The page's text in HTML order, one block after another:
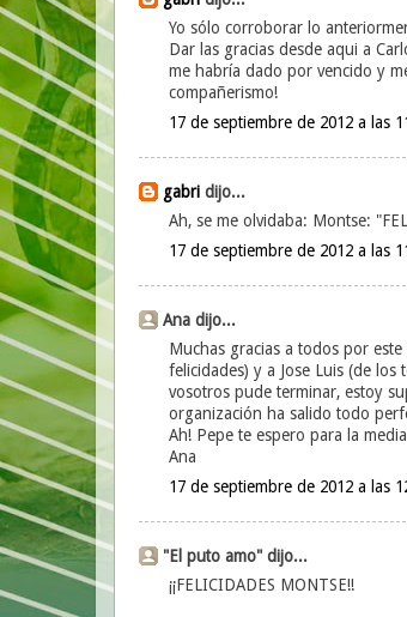
Yo sólo corroborar lo
Dar las gracias desde aqui a
me habría dado por vencido y
compañerismo!
17 de septiembre de 2012 a las
gabridijo...
Ah, se me olvidaba: Montse:
17 de septiembre de 2012 a las
Ana dijo...
Muchas gracias a todos por
felicidades) y a Jose Luis (de
vosotros pude terminar, estoy
organización ha salido todo
Ah! Pepe te espero para la
Ana
17 de septiembre de 2012 a las
"El puto amo" dijo...
¡¡FELICIDADES MONTSE!!